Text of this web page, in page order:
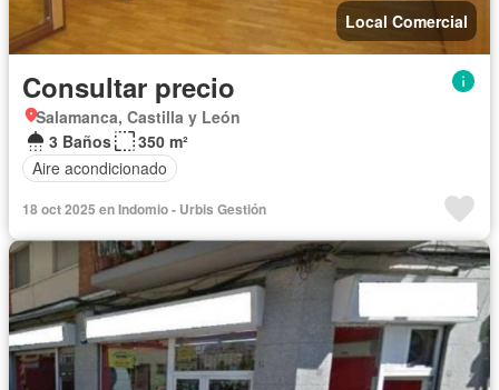
Local Comercial
Consultar precio
Salamanca, Castilla y León
3 Baños
350 m²
Aire acondicionado
18 oct 2025 en Indomio - Urbis Gestión